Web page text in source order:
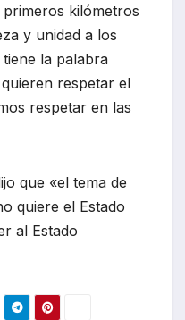
kilómetros
y unidad a los
la palabra
respetar el
respetar en las
que «el tema de
quiere el Estado
al Estado